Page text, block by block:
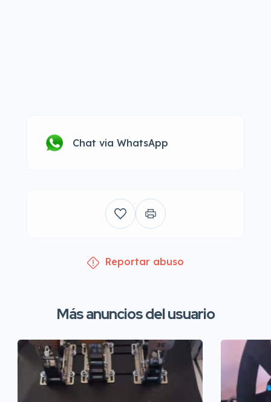
Chat via WhatsApp
Reportar abuso
Más anuncios del usuario